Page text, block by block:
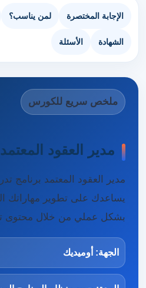
الإجابة المختصرة لمن يناسب؟
الشهادة الأسئلة
ملخص سريع للكورس
مدير العقود المعتمد
مدير العقود المعتمد برنامج
يساعدك على تطوير مهاراتك
بشكل عملي من خلال محتوى
الجهة: أوميديك